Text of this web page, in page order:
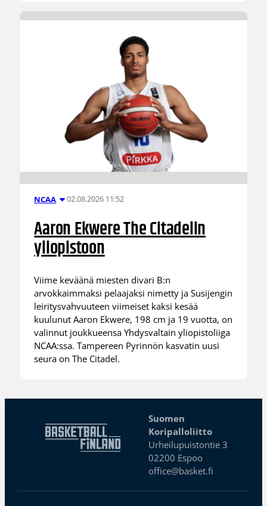
NCAA 02.08.2026 11:52
Aaron Ekwere The Citadelin
yliopistoon
Viime keväänä miesten divari B:n
arvokkaimmaksi pelaajaksi nimetty ja Susijengin
leiritysvahvuuteen viimeiset kaksi kesää
kuulunut Aaron Ekwere, 198 cm ja 19 vuotta, on
valinnut joukkueensa Yhdysvaltain yliopistoliiga
NCAA:ssa. Tampereen Pyrinnön kasvatin uusi
seura on The Citadel.
Suomen
Koripalloliitto
Urheilupuistontie 3
02200 Espoo
office@basket.fi